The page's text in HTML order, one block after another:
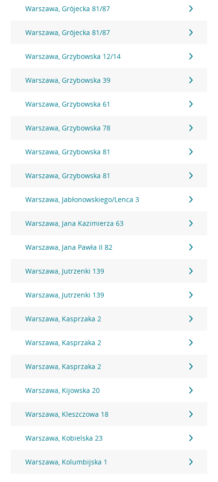
Warszawa, Grójecka 81/87
Warszawa, Grójecka 81/87
Warszawa, Grzybowska 12/14
Warszawa, Grzybowska 39
Warszawa, Grzybowska 61
Warszawa, Grzybowska 78
Warszawa, Grzybowska 81
Warszawa, Grzybowska 81
Warszawa, Jabłonowskiego/Lenca 3
Warszawa, Jana Kazimierza 63
Warszawa, Jana Pawła II 82
Warszawa, Jutrzenki 139
Warszawa, Jutrzenki 139
Warszawa, Kasprzaka 2
Warszawa, Kasprzaka 2
Warszawa, Kasprzaka 2
Warszawa, Kijowska 20
Warszawa, Kleszczowa 18
Warszawa, Kobielska 23
Warszawa, Kolumbijska 1